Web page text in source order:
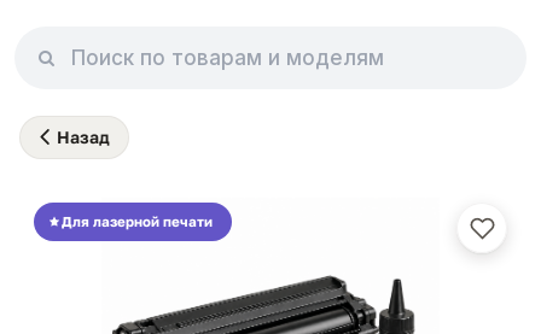
Назад
Для лазерной печати